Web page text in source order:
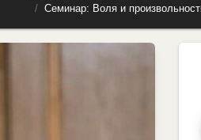
Семинар: Воля и